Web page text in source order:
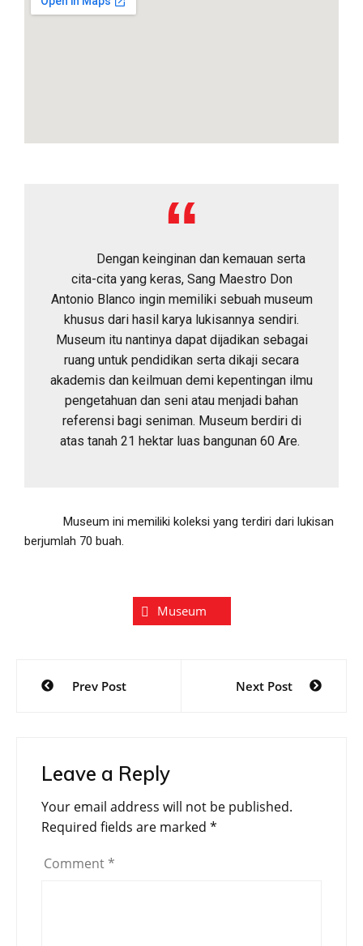
Dengan keinginan dan kemauan serta
cita-cita yang keras, Sang Maestro Don
Antonio Blanco ingin memiliki sebuah museum
khusus dari hasil karya lukisannya sendiri.
Museum itu nantinya dapat dijadikan sebagai
ruang untuk pendidikan serta dikaji secara
akademis dan keilmuan demi kepentingan ilmu
pengetahuan dan seni atau menjadi bahan
referensi bagi seniman. Museum berdiri di
atas tanah 21 hektar luas bangunan 60 Are.
Museum ini memiliki koleksi yang terdiri dari lukisan
berjumlah 70 buah.
Museum
Prev Post Next Post
Leave a Reply
Your email address will not be published.
Required fields are marked *
Comment *